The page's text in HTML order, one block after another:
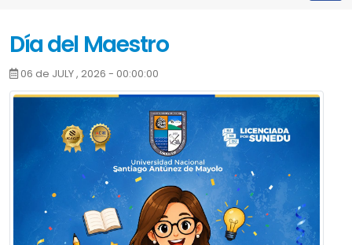
Día del Maestro
06 de JULY , 2026 - 00:00:00